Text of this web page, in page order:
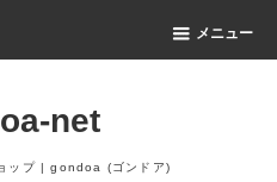
メニュー
net
ップ | gondoa (ゴンドア)